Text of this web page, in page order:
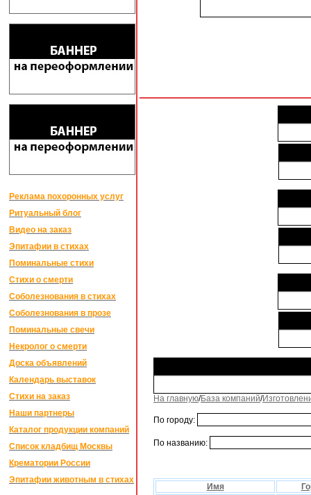
Реклама похоронных услуг
Ритуальный блог
Видео на заказ
Эпитафии в стихах
Поминальные стихи
Стихи о смерти
Соболезнования в стихах
Соболезнования в прозе
Поминальные свечи
Некролог о смерти
Доска объявлений
Календарь выставок
Стихи на заказ
Наши партнеры
Каталог продукции компаний
Список кладбищ Москвы
Крематории России
Эпитафии животным в стихах
На главную/База компаний/
По городу:
По названию:
Имя